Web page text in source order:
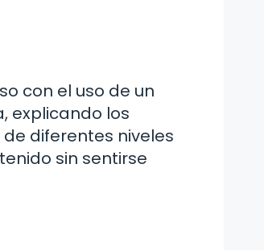
con el uso de un
explicando los
diferentes niveles
sin sentirse